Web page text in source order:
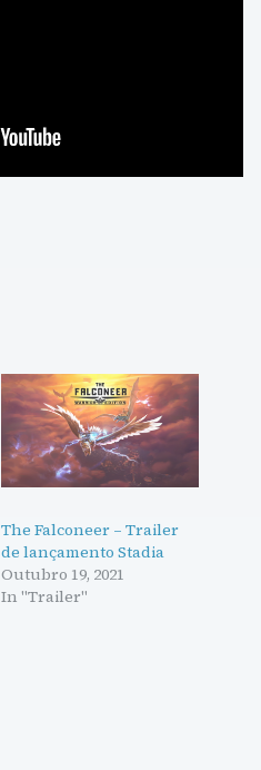
The Falconeer – Trailer
de lançamento Stadia
Outubro 19, 2021
In "Trailer"